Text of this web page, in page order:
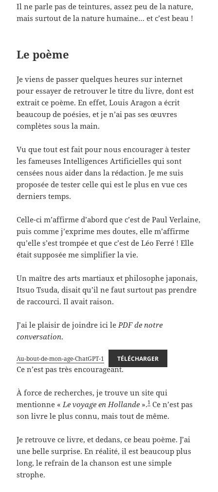
Il ne parle pas de teintures, assez peu de la nature,
mais surtout de la nature humaine… et c’est beau !
Le poème
Je viens de passer quelques heures sur internet
pour essayer de retrouver le titre du livre, dont est
extrait ce poème. En effet, Louis Aragon a écrit
beaucoup de poésies, et je n’ai pas ses œuvres
complètes sous la main.
Vu que tout est fait pour nous encourager à tester
les fameuses Intelligences Artificielles qui sont
censées nous aider dans la rédaction. Je me suis
proposée de tester celle qui est le plus en vue ces
derniers temps.
Celle-ci m’affirme d’abord que c’est de Paul Verlaine,
puis comme j’exprime mes doutes, elle m’affirme
qu’elle s’est trompée et que c’est de Léo Ferré ! Elle
était supposée me simplifier la vie.
Un maître des arts martiaux et philosophe japonais,
Itsuo Tsuda, disait qu’il ne faut surtout pas prendre
de raccourci. Il avait raison.
J’ai le plaisir de joindre ici le PDF de notre
conversation.
Au-bout-de-mon-age-ChatGPT-1 TÉLÉCHARGER
Ce n’est pas très encourageant.
À force de recherches, je trouve un site qui
mentionne « Le voyage en Hollande ».1 Ce n’est pas
son livre le plus connu, mais tout de même.
Je retrouve ce livre, et dedans, ce beau poème. J’ai
une belle surprise. En réalité, il est beaucoup plus
long, le refrain de la chanson est une simple
strophe.